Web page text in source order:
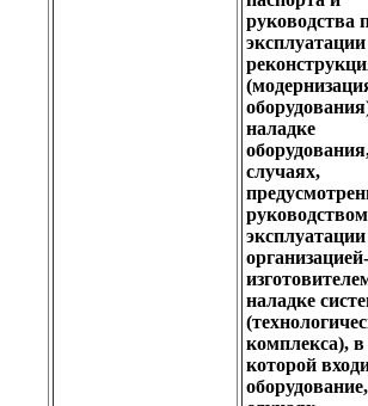
руководства
наладке
случаях,
эксплуатации
организацией-
наладке
комплекса), в
которой